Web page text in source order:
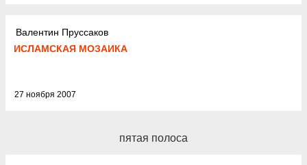
Валентин Пруссаков
ИСЛАМСКАЯ МОЗАИКА
27 ноября 2007
пятая полоса